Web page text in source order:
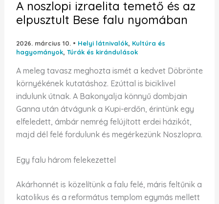
A noszlopi izraelita temető és az
elpusztult Bese falu nyomában
2026. március 10. • Helyi látnivalók, Kultúra és
hagyományok, Túrák és kirándulások
A meleg tavasz meghozta ismét a kedvet Döbrönte
környékének kutatáshoz. Ezúttal is biciklivel
indulunk útnak. A Bakonyalja könnyű dombjain
Ganna után átvágunk a Kupi-erdőn, érintünk egy
elfeledett, ámbár nemrég felújított erdei házikót,
majd dél felé fordulunk és megérkezünk Noszlopra.
Egy falu három felekezettel
Akárhonnét is közelítünk a falu felé, máris feltűnik a
katolikus és a református templom egymás mellett